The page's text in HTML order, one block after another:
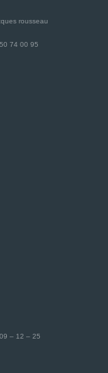
rousseau
0)4 50 74 00 95
du 09 – 12 – 25